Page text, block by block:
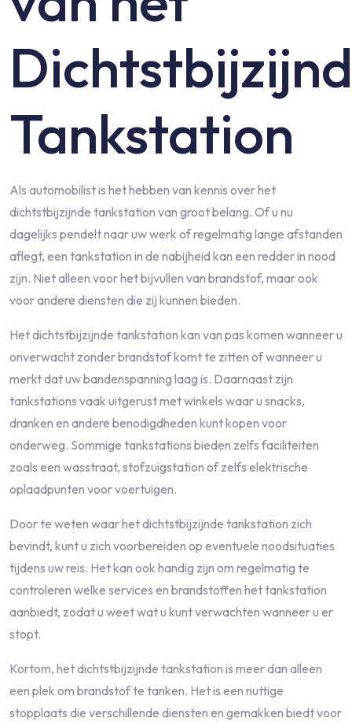
Tankstation
Als automobilist is het hebben van kennis over het
dichtstbijzijnde tankstation van groot belang. Of u nu
dagelijks pendelt naar uw werk of regelmatig lange afstanden
aflegt, een tankstation in de nabijheid kan een redder in nood
zijn. Niet alleen voor het bijvullen van brandstof, maar ook
voor andere diensten die zij kunnen bieden.
Het dichtstbijzijnde tankstation kan van pas komen wanneer u
onverwacht zonder brandstof komt te zitten of wanneer u
merkt dat uw bandenspanning laag is. Daarnaast zijn
tankstations vaak uitgerust met winkels waar u snacks,
dranken en andere benodigdheden kunt kopen voor
onderweg. Sommige tankstations bieden zelfs faciliteiten
zoals een wasstraat, stofzuigstation of zelfs elektrische
oplaadpunten voor voertuigen.
Door te weten waar het dichtstbijzijnde tankstation zich
bevindt, kunt u zich voorbereiden op eventuele noodsituaties
tijdens uw reis. Het kan ook handig zijn om regelmatig te
controleren welke services en brandstoffen het tankstation
aanbiedt, zodat u weet wat u kunt verwachten wanneer u er
stopt.
Kortom, het dichtstbijzijnde tankstation is meer dan alleen
een plek om brandstof te tanken. Het is een nuttige
stopplaats die verschillende diensten en gemakken biedt voor